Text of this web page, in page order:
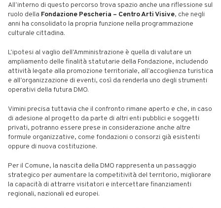
All’interno di questo percorso trova spazio anche una riflessione sul
ruolo della Fondazione Pescheria – Centro Arti Visive, che negli
anni ha consolidato la propria funzione nella programmazione
culturale cittadina.
L’ipotesi al vaglio dell’Amministrazione è quella di valutare un
ampliamento delle finalità statutarie della Fondazione, includendo
attività legate alla promozione territoriale, all’accoglienza turistica
e all’organizzazione di eventi, così da renderla uno degli strumenti
operativi della futura DMO.
Vimini precisa tuttavia che il confronto rimane aperto e che, in caso
di adesione al progetto da parte di altri enti pubblici e soggetti
privati, potranno essere prese in considerazione anche altre
formule organizzative, come fondazioni o consorzi già esistenti
oppure di nuova costituzione.
Per il Comune, la nascita della DMO rappresenta un passaggio
strategico per aumentare la competitività del territorio, migliorare
la capacità di attrarre visitatori e intercettare finanziamenti
regionali, nazionali ed europei.